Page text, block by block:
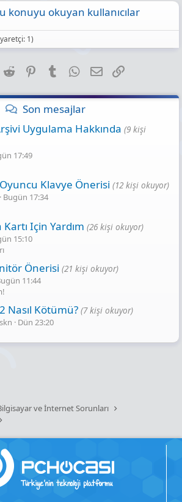
konuyu okuyan kullanıcılar
1)
(Twitter)
Reddit PinterestTumblr WhatsApp
E-posta
Son mesajlar
Uygulama Hakkında (9 kişi
17:49
Klavye Önerisi (12 kişi okuyor)
Bugün 17:34
Kartı Için Yardım (26 kişi okuyor)
15:10
Önerisi (21 kişi okuyor)
11:44
Nasıl Kötümü? (7 kişi okuyor)
Dün 23:20
ve İnternet Sorunları